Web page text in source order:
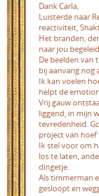
Dank Carla,
Luisterde naar
reactiviteit,
Het branden,
naar jou
De beelden van
bij aanvang nog
Ik kan voelen
helpt de
Vrij gauw
liggend, in mijn
tevredenheid.
project van hoef
Ik stel voor om
los te laten,
dingetje.
Als timmerman
gesloopt en